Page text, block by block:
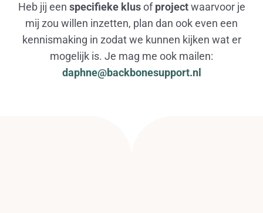
Heb jij een specifieke klusofprojectwaarvoor je
mij zou willen inzetten, plan dan ook even een
kennismaking in zodat we kunnen kijken wat er
mogelijk is. Je mag me ook mailen:
daphne@backbonesupport.nl